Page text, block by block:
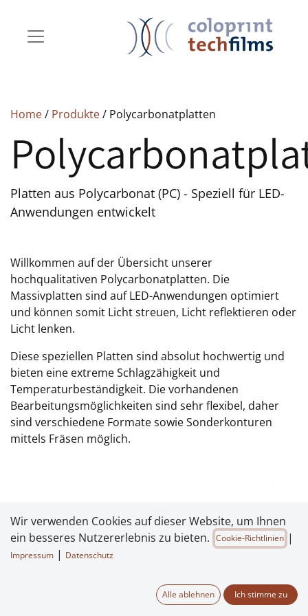
Home/ Produkte/ Polycarbonatplatten
Platten aus Polycarbonat (PC) - Speziell für LED-
Anwendungen entwickelt
Willkommen auf der Übersicht unserer
hochqualitativen Polycarbonatplatten. Die
Massivplatten sind auf LED-Anwendungen optimiert
und können somit Licht streuen, Licht reflektieren oder
Licht lenken.
Diese speziellen Platten sind absolut hochwertig und
bieten eine extreme Schlagzähigkeit und
Temperaturbeständigkeit. Die vorhandenen
Bearbeitungsmöglichkeiten sind sehr flexibel, daher
sind verschiedene Formate sowie Sonderkonturen
mittels Fräsen möglich.
Wir verwenden Cookies auf dieser Website, um Ihnen
ein besseres Nutzererlebnis zu bieten. Cookie-Richtlinien |
Impressum | Datenschutz
Alle ablehnen Ich stimme zu